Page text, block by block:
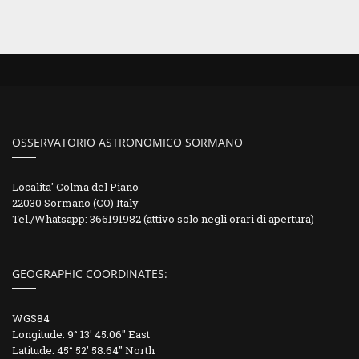
OSSERVATORIO ASTRONOMICO SORMANO
Localita' Colma del Piano
22030 Sormano (CO) Italy
Tel./Whatsapp: 366191982 (attivo solo negli orari di apertura)
GEOGRAPHIC COORDINATES:
WGS84
Longitude: 9° 13' 45.06" East
Latitude: 45° 52' 58.64" North